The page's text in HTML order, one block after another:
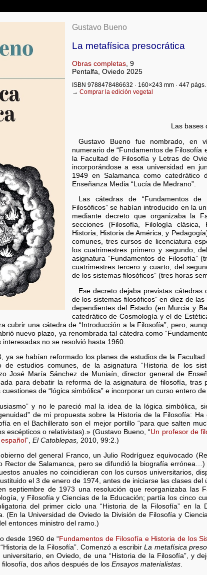
Gustavo Bueno
La metafísica presocrática
Obras completas, 9
Pentalfa, Oviedo 2025
ISBN 9788478486632 · 160×243 mm · 447 págs.
→ Comprar la edición vegetal
Las
Gustavo Bueno fue nombrado, en
numerario de “Fundamentos de Filosofía
la Facultad de Filosofía y Letras de
incorporándose a esa universidad en
1949 en Salamanca como
Enseñanza Media “Lucía de Medrano”.
Las cátedras de “Fundamentos
Filosóficos” se habían introducido en la
mediante decreto que organizaba la
secciones (Filosofía, Filología clásica,
Historia, Historia de América, y
comunes, tres cursos de licenciatura
los cuatrimestres primero y segundo,
asignatura “Fundamentos de Filosofía”
cuatrimestres tercero y cuarto, del
de los sistemas filosóficos” (tres horas
Ese decreto dejaba previstas cátedras
de los sistemas filosóficos” en diez de
dependientes del Estado (en Murcia y
catedrático de Cosmología y el de
cubrir una cátedra de “Introducción a la Filosofía”, pero,
nuevo plazo, ya renombrada tal cátedra como
no se resolvió hasta 1960.
ya se habían reformado los planes de estudios de la
estudios comunes, de la asignatura “Historia de los
José María Sánchez de Muniaín, director general de
para debatir la reforma de la asignatura de filosofía, tras
de “lógica simbólica” e incorporar un curso entero
y no le pareció mal la idea de la lógica simbólica,
de mi propuesta sobre la Historia de la Filosofía:
en el Bachillerato son el mejor portillo “para que salten
escépticos o relativistas).» (Gustavo Bueno, “Un profesor de
español”,El Catoblepas, 2010, 99:2.)
del general Franco, un Julio Rodríguez equivocado
Rector de Salamanca, pero se difundió la biografía
anuales no coincidieran con los cursos universitarios,
el 3 de enero de 1974, antes de iniciarse las clases del
septiembre de 1973 una resolución que reorganizaba las
y Filosofía y Ciencias de la Educación; partía los cinco
del primer ciclo una “Historia de la Filosofía” en la
(En la Universidad de Oviedo la División de Filosofía y
entonces ministro del ramo.)
desde 1960 de “Fundamentos de Filosofía e Historia de los
de la Filosofía”. Comenzó a escribirLa metafísica
en Oviedo, de una “Historia de la Filosofía”, y
dos años después de los Ensayos materialistas.